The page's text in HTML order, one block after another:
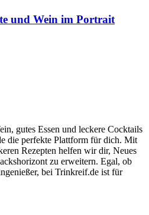
und Wein im Portrait
gutes Essen und leckere Cocktails
die perfekte Plattform für dich. Mit
Rezepten helfen wir dir, Neues
zu erweitern. Egal, ob
bei Trinkreif.de ist für